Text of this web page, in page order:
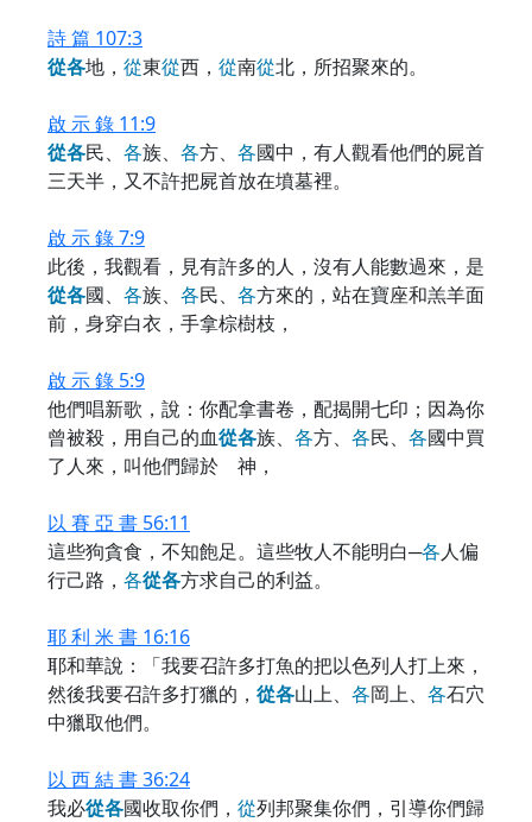
詩 篇 107:3
從各地， 從東從西， 從南從北，所招聚來的。
啟 示 錄 11:9
從各民、 各族、 各方、 各國中，有人觀看他們的屍首
三天半，又不許把屍首放在墳墓裡。
啟 示 錄 7:9
此後，我觀看，見有許多的人，沒有人能數過來，是
從各國、 各族、 各民、 各方來的，站在寶座和羔羊面
前，身穿白衣，手拿棕樹枝，
啟 示 錄 5:9
他們唱新歌，說：你配拿書卷，配揭開七印；因為你
曾被殺，用自己的血從各族、 各方、 各民、 各國中買
了人來，叫他們歸於 神，
以 賽 亞 書 56:11
這些狗貪食，不知飽足。這些牧人不能明白─各人偏
行己路， 各從各方求自己的利益。
耶 利 米 書 16:16
耶和華說：「我要召許多打魚的把以色列人打上來，
然後我要召許多打獵的， 從各山上、 各岡上、 各石穴
中獵取他們。
以 西 結 書 36:24
我必從各國收取你們， 從列邦聚集你們，引導你們歸